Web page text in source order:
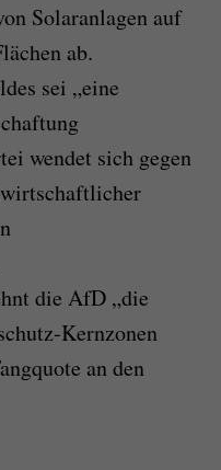
Solaranlagen auf
ab.
sei „eine
wendet sich gegen
die AfD „die
Kernzonen
an den